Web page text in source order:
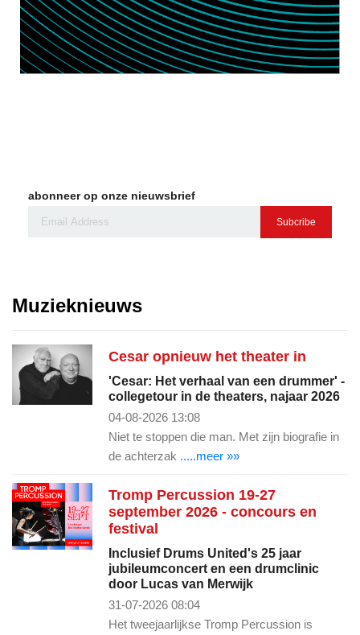
abonneer op onze nieuwsbrief
Subcribe
Muzieknieuws
Cesar opnieuw het theater in
'Cesar: Het verhaal van een drummer' -
collegetour in de theaters, najaar 2026
04-08-2026 13:08
Niet te stoppen die man. Met zijn biografie in
de achterzak .....meer »»
Tromp Percussion 19-27
september 2026 - concours en
festival
Inclusief Drums United's 25 jaar
jubileumconcert en een drumclinic
door Lucas van Merwijk
31-07-2026 08:04
Het tweejaarlijkse Tromp Percussion is